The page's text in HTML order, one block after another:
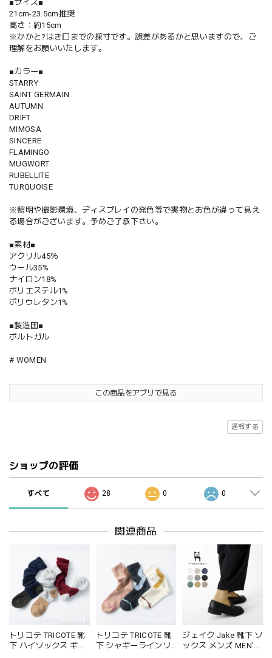
■サイズ■
21cm-23.5cm推奨
高さ：約15cm
※かかと?はき口までの採寸です。誤差があるかと思いますので、ご
理解をお願いいたします。
■カラー■
STARRY
SAINT GERMAIN
AUTUMN
DRIFT
MIMOSA
SINCERE
FLAMINGO
MUGWORT
RUBELLITE
TURQUOISE
※照明や撮影環境、ディスプレイの発色等で実物とお色が違って見え
る場合がございます。予めご了承下さい。
■素材■
アクリル45％
ウール35%
ナイロン18%
ポリエステル1%
ポリウレタン1%
■製造国■
ポルトガル
# WOMEN
この商品をアプリで見る
通報する
ショップの評価
すべて 28 0 0
関連商品
トリコテ TRICOTE 靴
下 ハイソックス ギャ
トリコテ TRICOTE 靴
下 シャギーラインソ
ジェイク Jake 靴下 ソ
ックス メンズ MEN'S